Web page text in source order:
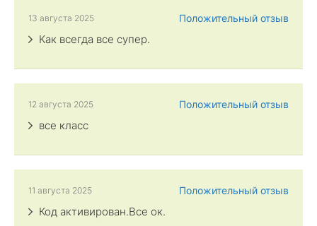
Положительный отзыв
13 августа 2025
Как всегда все супер.
Положительный отзыв
12 августа 2025
все класс
Положительный отзыв
11 августа 2025
Код активирован.Все ок.